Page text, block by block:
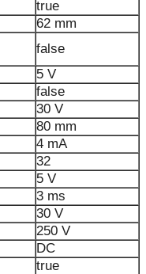
true
62 mm
false
5 V
false
30 V
80 mm
4 mA
32
5 V
3 ms
30 V
250 V
DC
true